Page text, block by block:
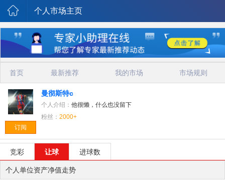
个人市场主页
首页 最新推荐 我的市场 市场规则
订阅
曼彻斯特c
个人介绍： 他很懒，什么也没留下
粉丝： 2000+
竞彩 让球 进球数
个人单位资产净值走势